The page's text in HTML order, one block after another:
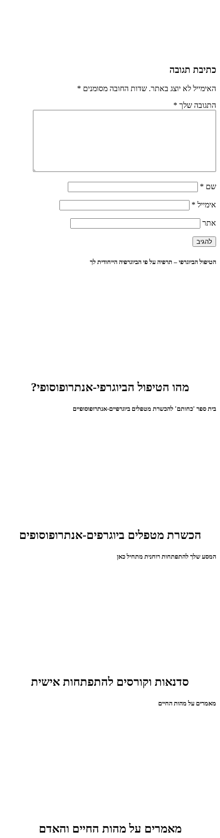
כתיבת תגובה
האימייל לא יוצג באתר. שדות החובה מסומנים *
התגובה שלך *
שם *
אימייל *
אתר
הטיפול הביוגרפי – תרפיה על פי הביוגרפיה הייחודית לך
מהו הטיפול הביוגרפי-אנתרופוסופי?
בית ספר 'כחותם' להכשרת מטפלים ביוגרפיים-אנתרופוסופיים
הכשרת מטפלים ביוגרפים-אנתרופוסופים
המסע שלך להתפתחות רוחנית מתחיל כאן
סדנאות וקורסים להתפתחות אישית
מאמרים על מהות החיים
מאמרים על מהות החיים והאדם